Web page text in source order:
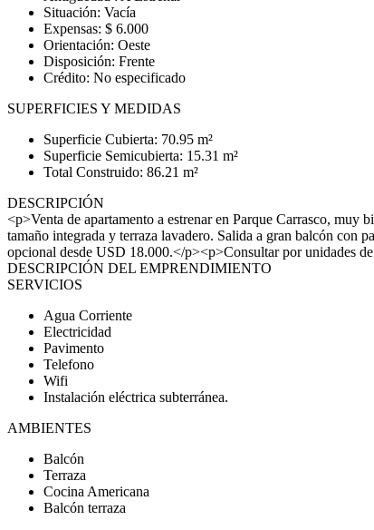
Situación: Vacía
Expensas: $ 6.000
Orientación: Oeste
Disposición: Frente
Crédito: No especificado
SUPERFICIES Y MEDIDAS
Superficie Cubierta: 70.95 m²
Superficie Semicubierta: 15.31 m²
Total Construido: 86.21 m²
DESCRIPCIÓN
<p>Venta de apartamento a estrenar en Parque Carrasco,
tamaño integrada y terraza lavadero. Salida a gran balcón
opcional desde USD 18.000.</p><p>Consultar por unidades
DESCRIPCIÓN DEL EMPRENDIMIENTO
SERVICIOS
Agua Corriente
Electricidad
Pavimento
Telefono
Wifi
Instalación eléctrica subterránea.
AMBIENTES
Balcón
Terraza
Cocina Americana
Balcón terraza